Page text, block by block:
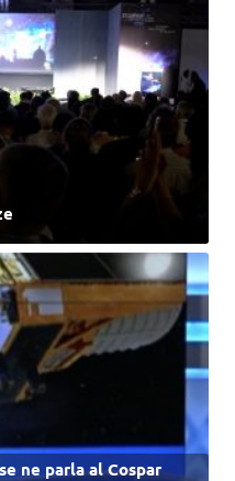
ne parla al Cospar